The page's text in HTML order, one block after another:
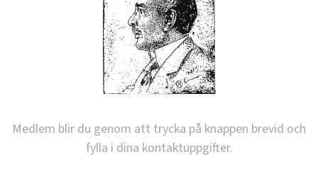
Medlem blir du genom att trycka på knappen brevid och
fylla i dina kontaktuppgifter.